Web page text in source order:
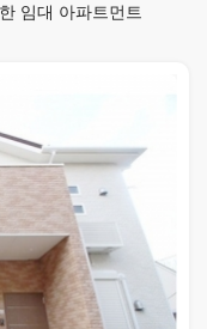
임대 아파트먼트